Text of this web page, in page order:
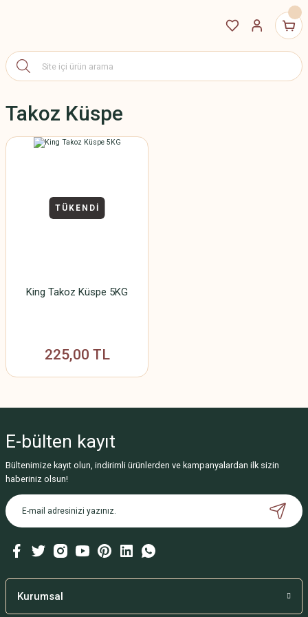
Takoz Küspe
TÜKENDİ
King Takoz Küspe 5KG
225,00 TL
E-bülten kayıt
Bültenimize kayıt olun, indirimli ürünlerden ve kampanyalardan ilk sizin
haberiniz olsun!
Kurumsal